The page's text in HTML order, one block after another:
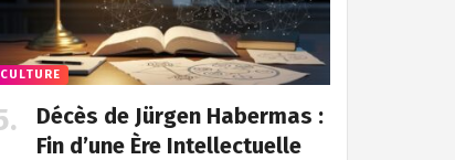
CULTURE
Décès de Jürgen Habermas :
Fin d’une Ère Intellectuelle